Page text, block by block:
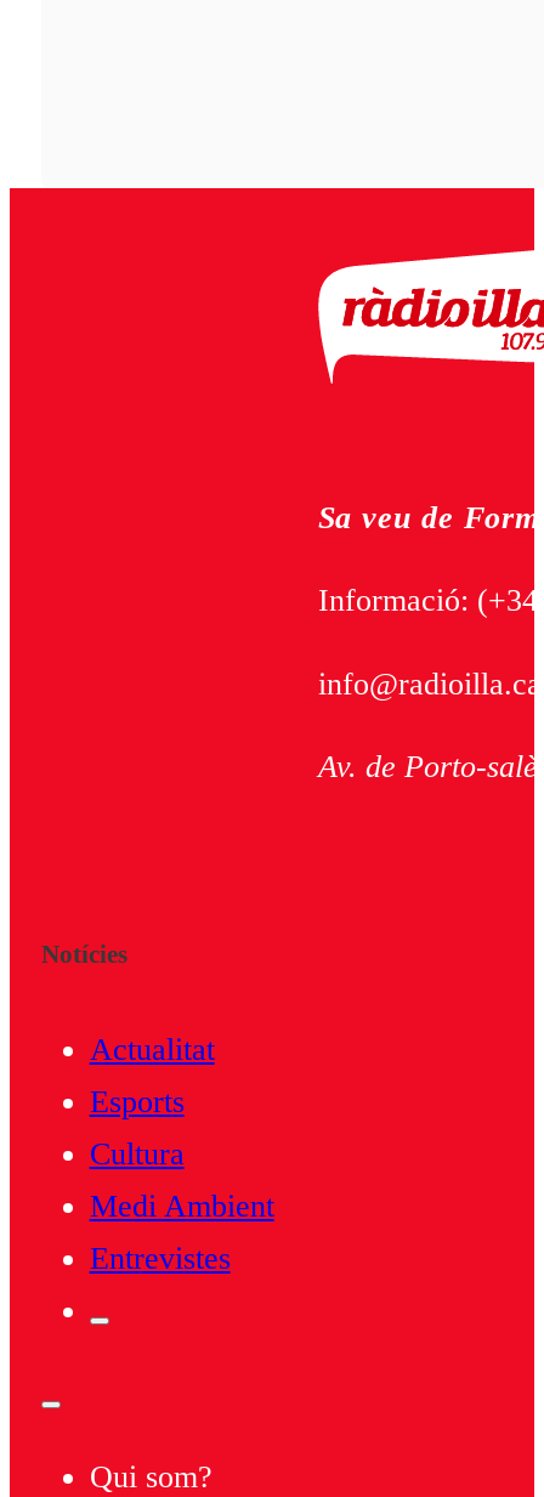
Sa veu de
Informació:
Av. de Porto-
Notícies
Actualitat
Esports
Cultura
Medi Ambient
Entrevistes
Qui som?